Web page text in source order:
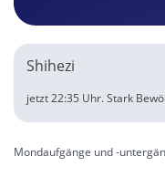
Shihezi
jetzt 22:35 Uhr.Stark
Mondaufgänge und -